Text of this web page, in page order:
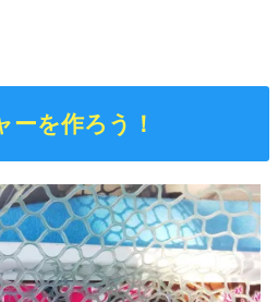
ーを作ろう！